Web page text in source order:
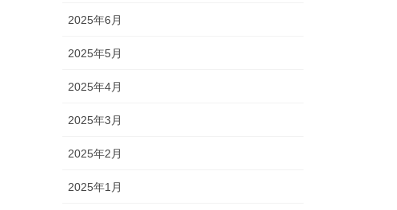
2025年6月
2025年5月
2025年4月
2025年3月
2025年2月
2025年1月